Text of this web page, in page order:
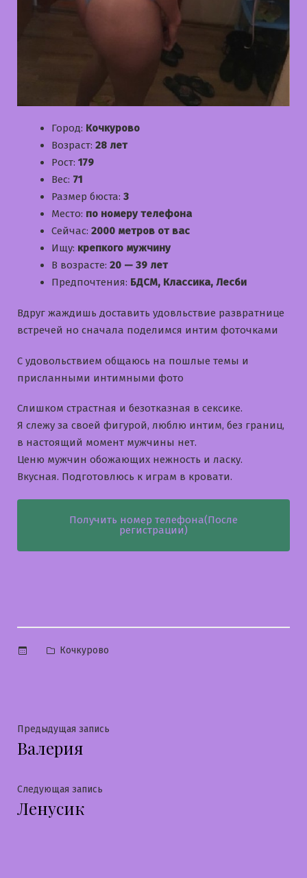
Город: Кочкурово
Возраст: 28 лет
Рост: 179
Вес: 71
Размер бюста: 3
Место: по номеру телефона
Сейчас: 2000 метров от вас
Ищу: крепкого мужчину
В возрасте: 20 — 39 лет
Предпочтения: БДСМ, Классика, Лесби
Вдруг жаждишь доставить удовльствие развратнице
встречей но сначала поделимся интим фоточками
С удовольствием общаюсь на пошлые темы и
приcланными интимными фото
Слишком страстная и безотказная в сексике.
Я слежу за своей фигурой, люблю интим, без границ,
в настоящий момент мужчины нет.
Ценю мужчин обожающих нежность и ласку.
Вкусная. Подготовлюсь к играм в кровати.
Получить номер телефона(После
регистрации)
Опубликовано
Кочкурово
Навигация
по
записям
Предыдущая запись
Валерия
Следующая запись
Ленусик